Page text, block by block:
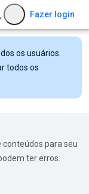
Fazer login
os usuários.
todos os
conteúdos para seu
ter erros.